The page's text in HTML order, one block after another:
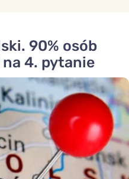
90% osób
4. pytanie